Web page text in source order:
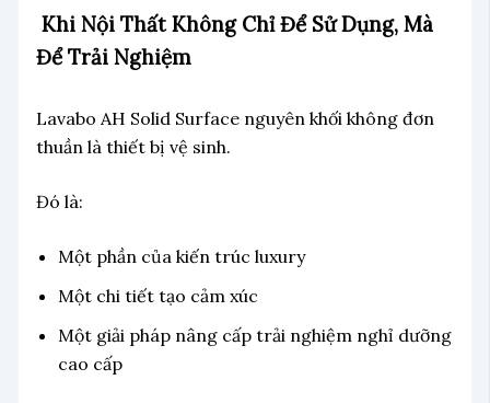
Khi Nội Thất Không Chỉ Để Sử Dụng, Mà
Để Trải Nghiệm
Lavabo AH Solid Surface nguyên khối không đơn
thuần là thiết bị vệ sinh.
Đó là:
Một phần của kiến trúc luxury
Một chi tiết tạo cảm xúc
Một giải pháp nâng cấp trải nghiệm nghỉ dưỡng
cao cấp